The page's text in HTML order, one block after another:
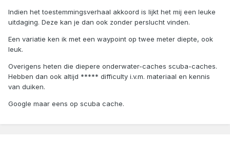
Indien het toestemmingsverhaal akkoord is lijkt het mij een leuke
uitdaging. Deze kan je dan ook zonder perslucht vinden.
Een variatie ken ik met een waypoint op twee meter diepte, ook
leuk.
Overigens heten die diepere onderwater-caches scuba-caches.
Hebben dan ook altijd ***** difficulty i.v.m. materiaal en kennis
van duiken.
Google maar eens op scuba cache.